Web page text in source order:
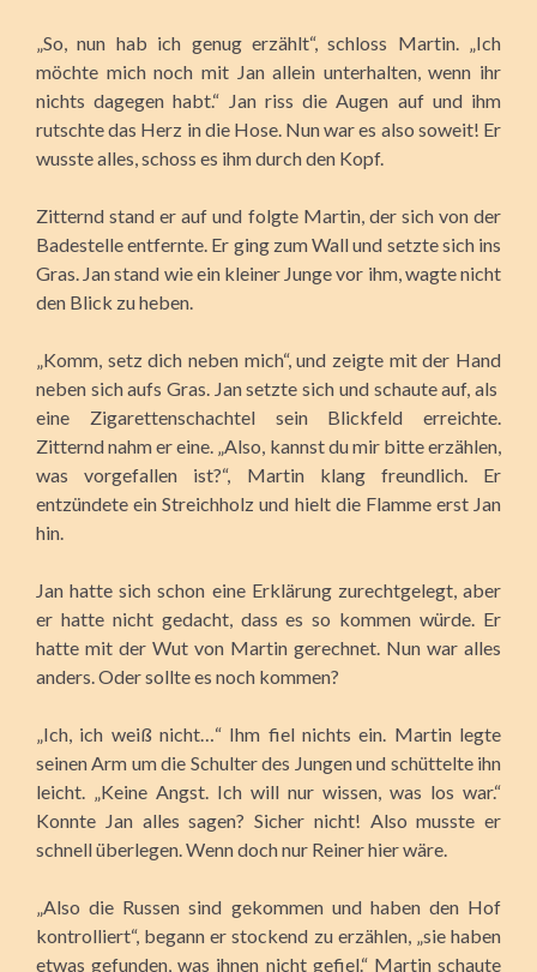
„So, nun hab ich genug erzählt“, schloss Martin. „Ich
möchte mich noch mit Jan allein unterhalten, wenn ihr
nichts dagegen habt.“ Jan riss die Augen auf und ihm
rutschte das Herz in die Hose. Nun war es also soweit! Er
wusste alles, schoss es ihm durch den Kopf.
Zitternd stand er auf und folgte Martin, der sich von der
Badestelle entfernte. Er ging zum Wall und setzte sich ins
Gras. Jan stand wie ein kleiner Junge vor ihm, wagte nicht
den Blick zu heben.
„Komm, setz dich neben mich“, und zeigte mit der Hand
neben sich aufs Gras. Jan setzte sich und schaute auf, als
eine Zigarettenschachtel sein Blickfeld erreichte.
Zitternd nahm er eine. „Also, kannst du mir bitte erzählen,
was vorgefallen ist?“, Martin klang freundlich. Er
entzündete ein Streichholz und hielt die Flamme erst Jan
hin.
Jan hatte sich schon eine Erklärung zurechtgelegt, aber
er hatte nicht gedacht, dass es so kommen würde. Er
hatte mit der Wut von Martin gerechnet. Nun war alles
anders. Oder sollte es noch kommen?
„Ich, ich weiß nicht…“ Ihm fiel nichts ein. Martin legte
seinen Arm um die Schulter des Jungen und schüttelte ihn
leicht. „Keine Angst. Ich will nur wissen, was los war.“
Konnte Jan alles sagen? Sicher nicht! Also musste er
schnell überlegen. Wenn doch nur Reiner hier wäre.
„Also die Russen sind gekommen und haben den Hof
kontrolliert“, begann er stockend zu erzählen, „sie haben
etwas gefunden, was ihnen nicht gefiel.“ Martin schaute